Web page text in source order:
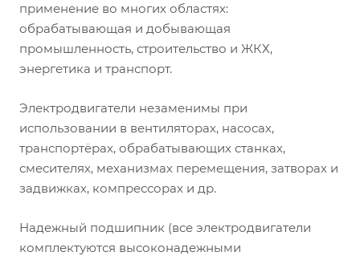
применение во многих областях:
обрабатывающая и добывающая
промышленность, строительство и ЖКХ,
энергетика и транспорт.
Электродвигатели незаменимы при
использовании в вентиляторах, насосах,
транспортёрах, обрабатывающих станках,
смесителях, механизмах перемещения, затворах и
задвижках, компрессорах и др.
Надежный подшипник (все электродвигатели
комплектуются высоконадежными